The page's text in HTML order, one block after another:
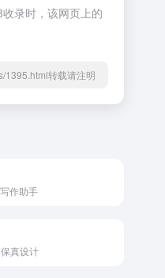
录时，该网页上的
1395.html转载请注明
作助手
真设计